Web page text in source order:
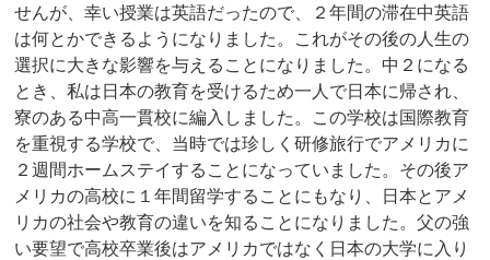
せんが、幸い授業は英語だったので、２年間の滞在中英語
は何とかできるようになりました。これがその後の人生の
選択に大きな影響を与えることになりました。中２になる
とき、私は日本の教育を受けるため一人で日本に帰され、
寮のある中高一貫校に編入しました。この学校は国際教育
を重視する学校で、当時では珍しく研修旅行でアメリカに
２週間ホームステイすることになっていました。その後ア
メリカの高校に１年間留学することにもなり、日本とアメ
リカの社会や教育の違いを知ることになりました。父の強
い要望で高校卒業後はアメリカではなく日本の大学に入り